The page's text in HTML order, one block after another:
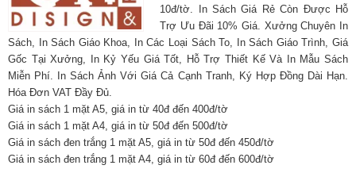
10đ/tờ. In Sách Giá Rẻ Còn Được Hỗ
Trợ Ưu Đãi 10% Giá. Xưởng Chuyên In
Sách, In Sách Giáo Khoa, In Các Loại Sách To, In Sách Giáo Trình, Giá
Gốc Tại Xưởng, In Kỷ Yếu Giá Tốt, Hỗ Trợ Thiết Kế Và In Mẫu Sách
Miễn Phí. In Sách Ảnh Với Giá Cả Cạnh Tranh, Ký Hợp Đồng Dài Hạn.
Hóa Đơn VAT Đầy Đủ.
Giá in sách 1 mặt A5, giá in từ 40đ đến 400đ/tờ
Giá in sách 1 mặt A4, giá in từ 50đ đến 500đ/tờ
Giá in sách đen trắng 1 mặt A5, giá in từ 50đ đến 450đ/tờ
Giá in sách đen trắng 1 mặt A4, giá in từ 60đ đến 600đ/tờ